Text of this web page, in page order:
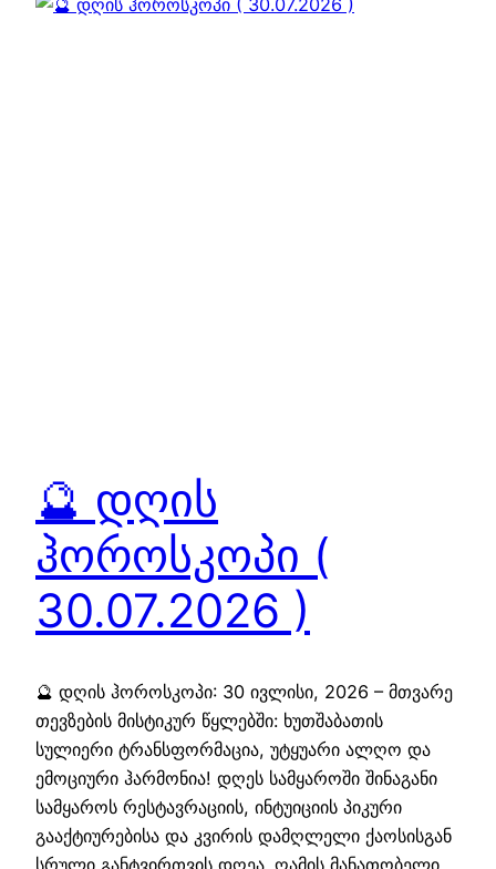
🔮 დღის
ჰოროსკოპი (
30.07.2026 )
🔮 დღის ჰოროსკოპი: 30 ივლისი, 2026 – მთვარე
თევზების მისტიკურ წყლებში: ხუთშაბათის
სულიერი ტრანსფორმაცია, უტყუარი ალღო და
ემოციური ჰარმონია! დღეს სამყაროში შინაგანი
სამყაროს რესტავრაციის, ინტუიციის პიკური
გააქტიურებისა და კვირის დამღლელი ქაოსისგან